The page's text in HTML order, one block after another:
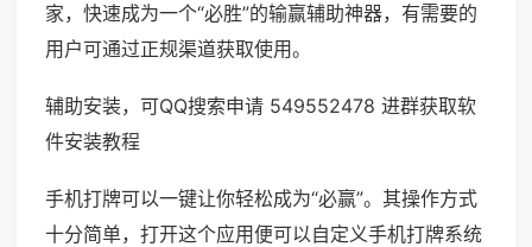
家，快速成为一个“必胜”的输赢辅助神器，有需要的
用户可通过正规渠道获取使用。
辅助安装，可QQ搜索申请 549552478 进群获取软
件安装教程
手机打牌可以一键让你轻松成为“必赢”。其操作方式
十分简单，打开这个应用便可以自定义手机打牌系统